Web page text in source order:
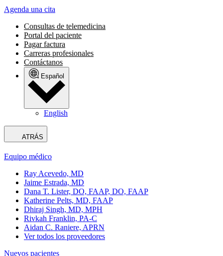
Agenda una cita
Consultas de telemedicina
Portal del paciente
Pagar factura
Carreras profesionales
Contáctanos
Español
English
ATRÁS
Equipo médico
Ray Acevedo, MD
Jaime Estrada, MD
Dana T. Lister, DO, FAAP, DO, FAAP
Katherine Pelts, MD, FAAP
Dhiraj Singh, MD, MPH
Rivkah Franklin, PA-C
Aidan C. Raniere, APRN
Ver todos los proveedores
Nuevos pacientes